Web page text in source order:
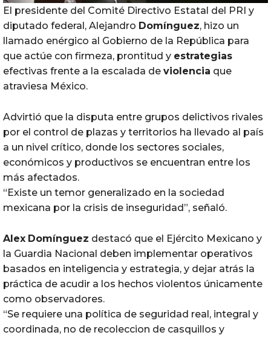
El presidente del Comité Directivo Estatal del PRI y
diputado federal, Alejandro Domínguez, hizo un
llamado enérgico al Gobierno de la República para
que actúe con firmeza, prontitud y estrategias
efectivas frente a la escalada de violencia que
atraviesa México.
Advirtió que la disputa entre grupos delictivos rivales
por el control de plazas y territorios ha llevado al país
a un nivel crítico, donde los sectores sociales,
económicos y productivos se encuentran entre los
más afectados.
“Existe un temor generalizado en la sociedad
mexicana por la crisis de inseguridad”, señaló.
Alex Domínguez destacó que el Ejército Mexicano y
la Guardia Nacional deben implementar operativos
basados en inteligencia y estrategia, y dejar atrás la
práctica de acudir a los hechos violentos únicamente
como observadores.
“Se requiere una política de seguridad real, integral y
coordinada, no de recoleccion de casquillos y